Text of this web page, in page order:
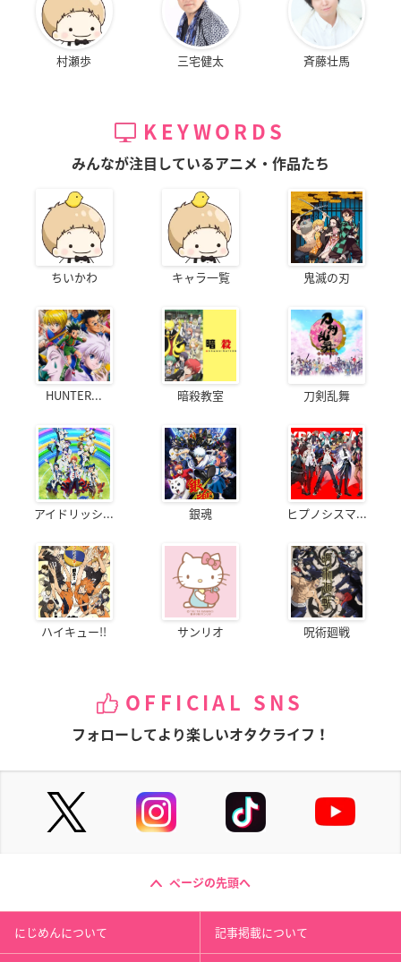
村瀬歩 三宅健太 斉藤壮馬
KEYWORDS
みんなが注目しているアニメ・作品たち
ちいかわ キャラ一覧 鬼滅の刃
HUNTER... 暗殺教室 刀剣乱舞
アイドリッシ... 銀魂 ヒプノシスマ...
ハイキュー!! サンリオ 呪術廻戦
OFFICIAL SNS
フォローしてより楽しいオタクライフ！
ページの先頭へ
にじめんについて 記事掲載について